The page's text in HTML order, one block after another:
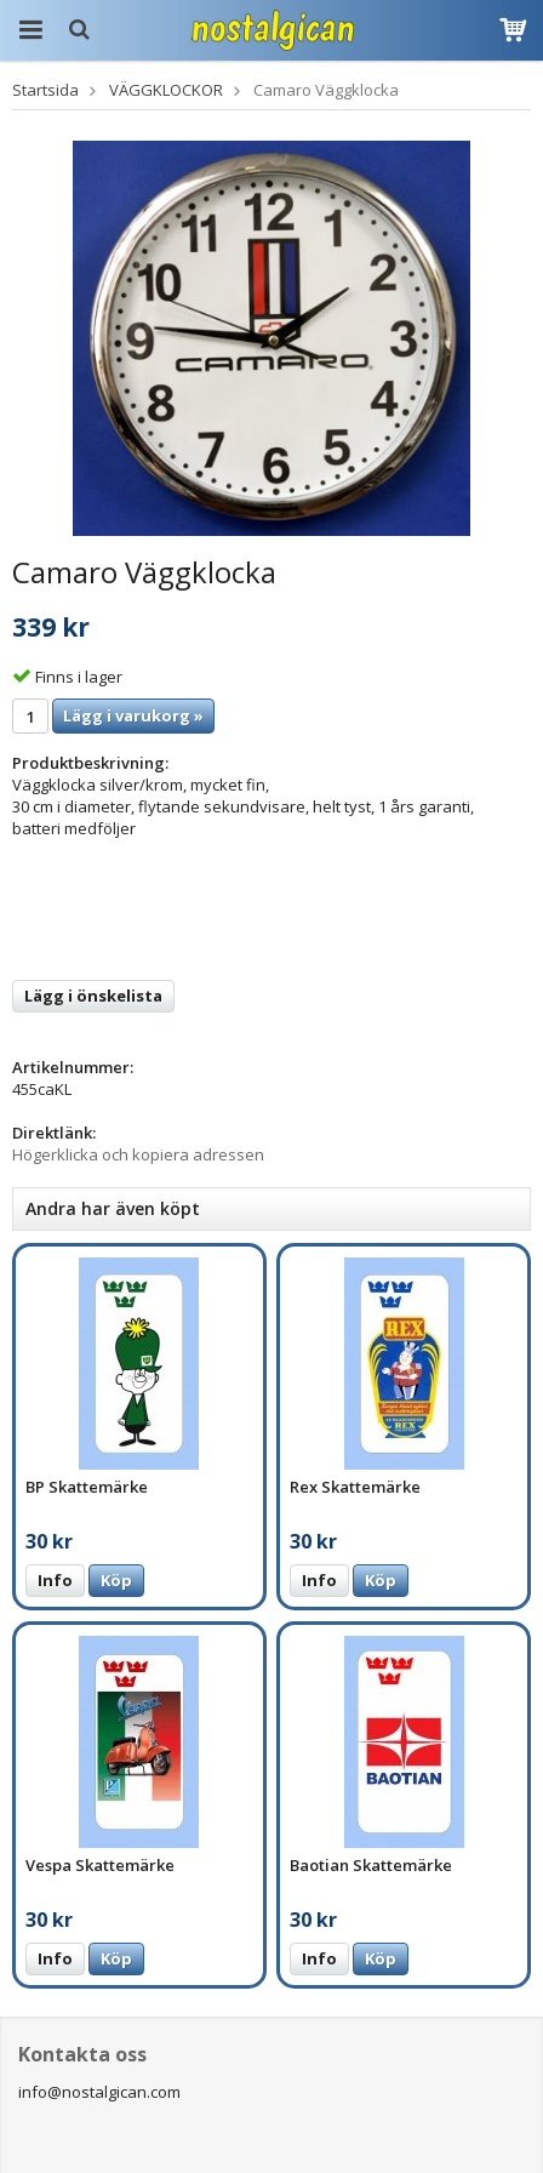
Produkten har blivit
tillagd i varukorgen
Startsida VÄGGKLOCKOR Camaro Väggklocka
Camaro Väggklocka
339 kr
Finns i lager
Lägg i varukorg »
Produktbeskrivning:
Väggklocka silver/krom, mycket fin,
30 cm i diameter, flytande sekundvisare, helt tyst, 1 års garanti,
batteri medföljer
Lägg i önskelista
Artikelnummer:
455caKL
Direktlänk:
Högerklicka och kopiera adressen
Andra har även köpt
BP Skattemärke
30 kr
Info Köp
Rex Skattemärke
30 kr
Info Köp
Vespa Skattemärke
30 kr
Info Köp
Baotian Skattemärke
30 kr
Info Köp
Kontakta oss
info@nostalgican.com